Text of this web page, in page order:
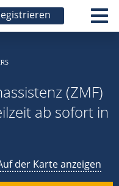
(ZMF)
ab sofort in
der Karte anzeigen